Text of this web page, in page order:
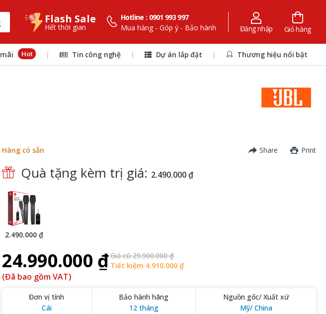
Flash Sale
Hết thời gian
Hotline : 0901 993 997
Mua hàng - Góp ý - Bảo hành
Đăng nhập Giỏ hàng
Hot | Tin công nghệ | Dự án lắp đặt | Thương hiệu nổi bật
Hàng có sẵn Share Print
Quà tặng kèm trị giá: 2.490.000 ₫
2.490.000 ₫
24.990.000 ₫ Giá cũ 29.900.000 ₫
Tiết kiệm 4.910.000 ₫
(Đã bao gồm VAT)
Đơn vị tính
Cái
Bảo hành hãng
12 tháng
Nguồn gốc/ Xuất xứ
Mỹ/ China